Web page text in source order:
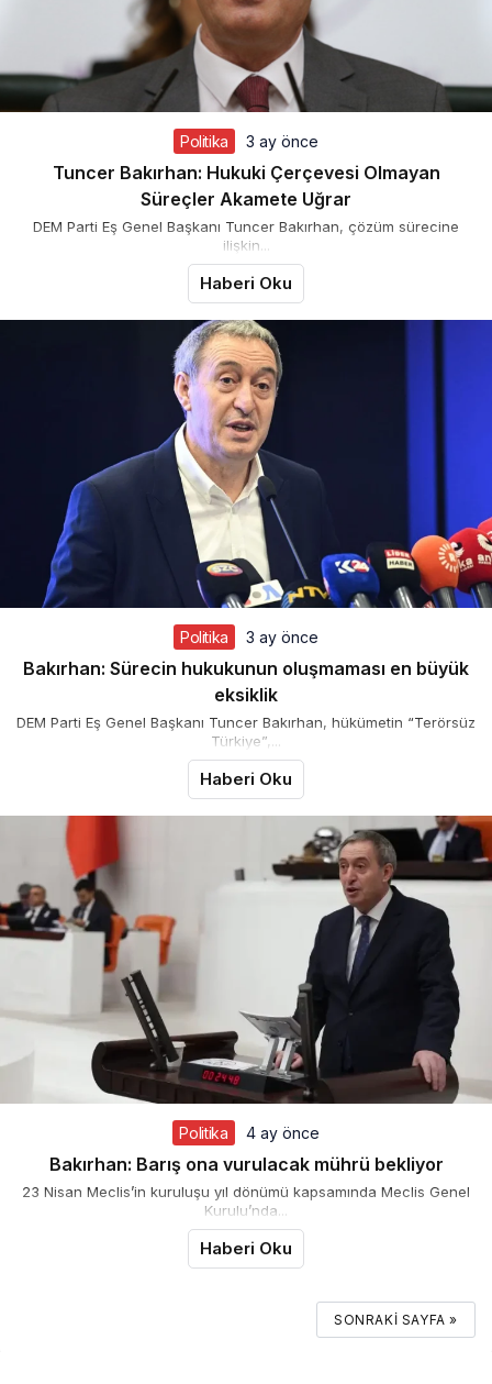
Politika 3 ay önce
Tuncer Bakırhan: Hukuki Çerçevesi Olmayan
Süreçler Akamete Uğrar
DEM Parti Eş Genel Başkanı Tuncer Bakırhan, çözüm sürecine
ilişkin...
Haberi Oku
Politika 3 ay önce
Bakırhan: Sürecin hukukunun oluşmaması en büyük
eksiklik
DEM Parti Eş Genel Başkanı Tuncer Bakırhan, hükümetin “Terörsüz
Türkiye”,...
Haberi Oku
Politika 4 ay önce
Bakırhan: Barış ona vurulacak mührü bekliyor
23 Nisan Meclis’in kuruluşu yıl dönümü kapsamında Meclis Genel
Kurulu’nda...
Haberi Oku
SONRAKI SAYFA »